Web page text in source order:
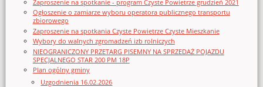
Zaproszenie na spotkanie - program Czyste Powietrze grudzień 2021
Ogłoszenie o zamiarze wyboru operatora publicznego transportu
zbiorowego
Zaproszenie na spotkania Czyste Powietrze Czyste Mieszkanie
Wybory do walnych zgromadzeń izb rolniczych
NIEOGRANICZONY PRZETARG PISEMNY NA SPRZEDAŻ POJAZDU
SPECJALNEGO STAR 200 PM 18P
Plan ogólny gminy
Uzgodnienia 16.02.2026